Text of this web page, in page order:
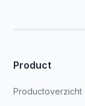
Product
Productoverzicht